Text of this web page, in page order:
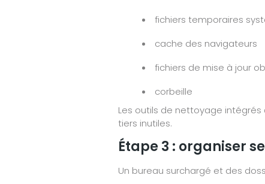
fichiers temporaires
cache des navigateurs
fichiers de mise à jour
corbeille
Les outils de nettoyage
tiers inutiles.
Étape 3 : organiser
Un bureau surchargé et des